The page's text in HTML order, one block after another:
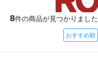
8件の商品が見つかりました
おすすめ順